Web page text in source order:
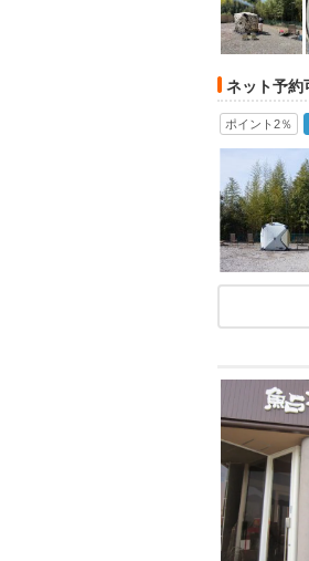
ネット予約
ポイント2％